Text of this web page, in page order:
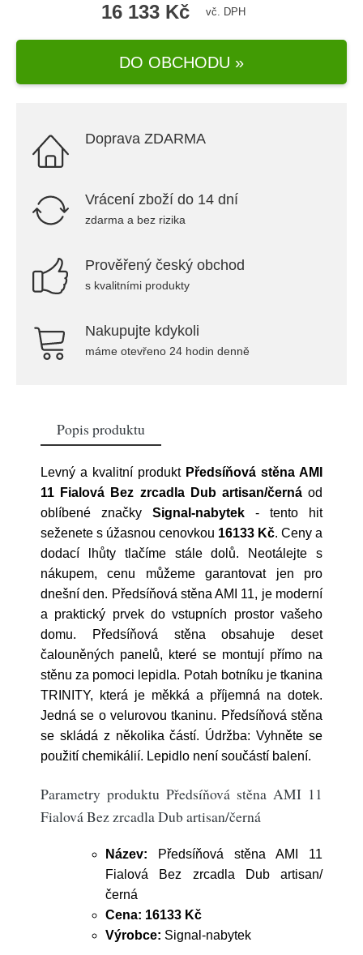
16 133 Kč vč. DPH
DO OBCHODU »
Doprava ZDARMA
Vrácení zboží do 14 dní
zdarma a bez rizika
Prověřený český obchod
s kvalitními produkty
Nakupujte kdykoli
máme otevřeno 24 hodin denně
Popis produktu
Levný a kvalitní produkt Předsíňová stěna AMI
11 Fialová Bez zrcadla Dub artisan/černáod
oblíbené značky Signal-nabytek - tento hit
seženete s úžasnou cenovkou 16133 Kč. Ceny a
dodací lhůty tlačíme stále dolů. Neotálejte s
nákupem, cenu můžeme garantovat jen pro
dnešní den. Předsíňová stěna AMI 11, je moderní
a praktický prvek do vstupních prostor vašeho
domu. Předsíňová stěna obsahuje deset
čalouněných panelů, které se montují přímo na
stěnu za pomoci lepidla. Potah botníku je tkanina
TRINITY, která je měkká a příjemná na dotek.
Jedná se o velurovou tkaninu. Předsíňová stěna
se skládá z několika částí. Údržba: Vyhněte se
použití chemikálií. Lepidlo není součástí balení.
Parametry produktu Předsíňová stěna AMI 11
Fialová Bez zrcadla Dub artisan/černá
Název: Předsíňová stěna AMI 11
Fialová Bez zrcadla Dub artisan/
černá
Cena: 16133 Kč
Výrobce: Signal-nabytek